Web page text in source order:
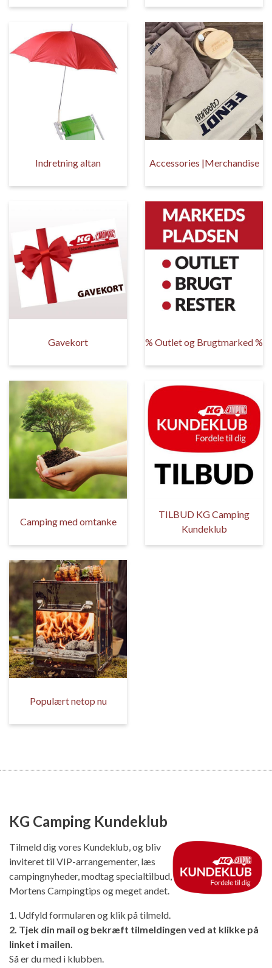
Indretning altan Accessories |Merchandise
Gavekort % Outlet og Brugtmarked %
Camping med omtanke
TILBUD KG Camping
Kundeklub
Populært netop nu
KG Camping Kundeklub
Tilmeld dig vores Kundeklub, og bliv
inviteret til VIP-arrangementer, læs
campingnyheder, modtag specialtilbud,
Mortens Campingtips og meget andet.
1. Udfyld formularen og klik på tilmeld.
2. Tjek din mail og bekræft tilmeldingen ved at klikke på
linket i mailen.
Så er du med i klubben.